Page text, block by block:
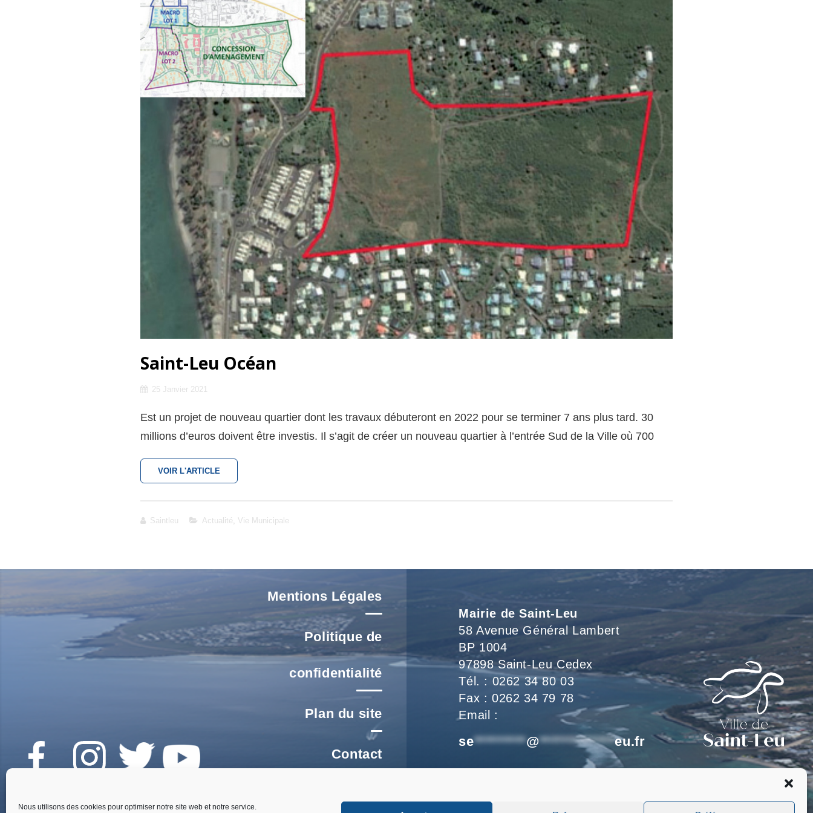
Nous utilisons des cookies pour optimiser notre site web et notre service.
Saint-Leu Océan
Posted
25 Janvier 2021
Est un projet de nouveau quartier dont les travaux débuteront en 2022 pour se terminer 7 ans plus tard. 30
millions d’euros doivent être investis. Il s’agit de créer un nouveau quartier à l’entrée Sud de la Ville où 700
VOIR L'ARTICLE
LEU
Saintleu
Cat
Actualité Vie Municipale
Mentions Légales
Politique de
confidentialité
Plan du site
Contact
Mairie de Saint-Leu
58 Avenue Général Lambert
BP 1004
97898 Saint-Leu Cedex
Tél. : 0262 34 80 03
Fax : 0262 34 79 78
Email :
se*********@*************eu.fr
de 8h à 16h et le vendredi de 8h à 15h